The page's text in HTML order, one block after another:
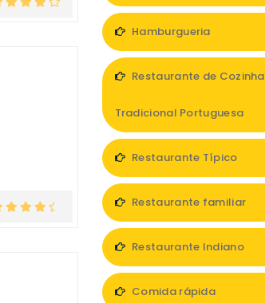
Hamburgueria
Restaurante de Cozinha
Tradicional Portuguesa
Restaurante Típico
Restaurante familiar
Restaurante Indiano
Comida rápida